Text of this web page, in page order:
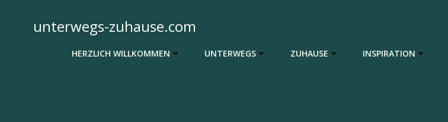
springenunterwegs-zuhause.com
HERZLICH WILLKOMMEN UNTERWEGS ZUHAUSE INSPIRATION